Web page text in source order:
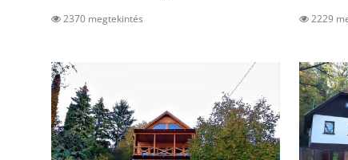
2370 megtekintés 2229